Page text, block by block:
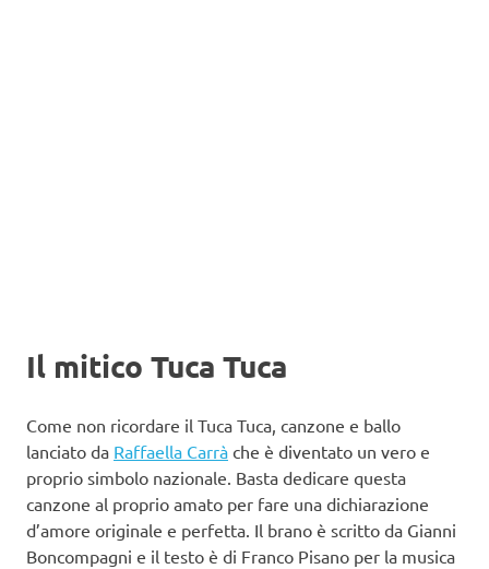
Il mitico Tuca Tuca
Come non ricordare il Tuca Tuca, canzone e ballo
lanciato da Raffaella Carrà che è diventato un vero e
proprio simbolo nazionale. Basta dedicare questa
canzone al proprio amato per fare una dichiarazione
d’amore originale e perfetta. Il brano è scritto da Gianni
Boncompagni e il testo è di Franco Pisano per la musica